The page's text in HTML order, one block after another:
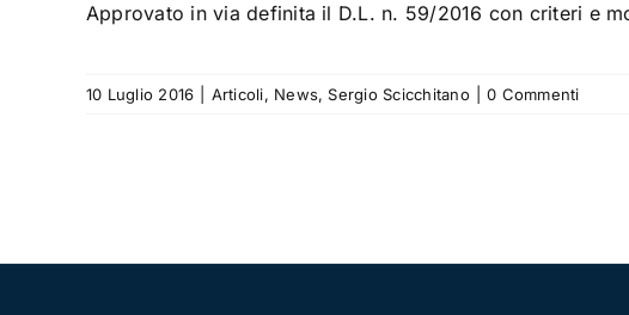
Approvato in via definita il D.L. n. 59/2016 con criteri e
10 Luglio 2016 Articoli, News,Sergio Scicchitano 0 Commenti